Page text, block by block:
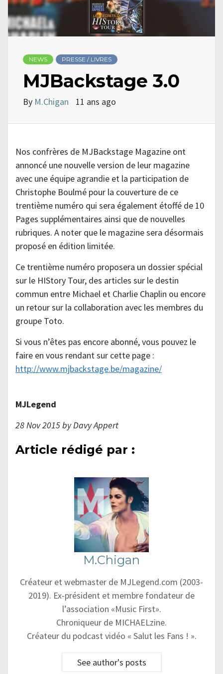
NEWS PRESSE / LIVRES
MJBackstage 3.0
By M.Chigan 11 ans ago
Nos confrères de MJBackstage Magazine ont
annoncé une nouvelle version de leur magazine
avec une équipe agrandie et la participation de
Christophe Boulmé pour la couverture de ce
trentième numéro qui sera également étoffé de 10
Pages supplémentaires ainsi que de nouvelles
rubriques. A noter que le magazine sera désormais
proposé en édition limitée.
Ce trentième numéro proposera un dossier spécial
sur le HIStory Tour, des articles sur le destin
commun entre Michael et Charlie Chaplin ou encore
un retour sur la collaboration avec les membres du
groupe Toto.
Si vous n’êtes pas encore abonné, vous pouvez le
faire en vous rendant sur cette page :
http://www.mjbackstage.be/magazine/
MJLegend
28 Nov 2015 by Davy Appert
Article rédigé par :
M.Chigan
Créateur et webmaster de MJLegend.com (2003-
2019). Ex-président et membre fondateur de
l’association «Music First».
Chroniqueur de MICHAELzine.
Créateur du podcast vidéo « Salut les Fans ! ».
See author's posts